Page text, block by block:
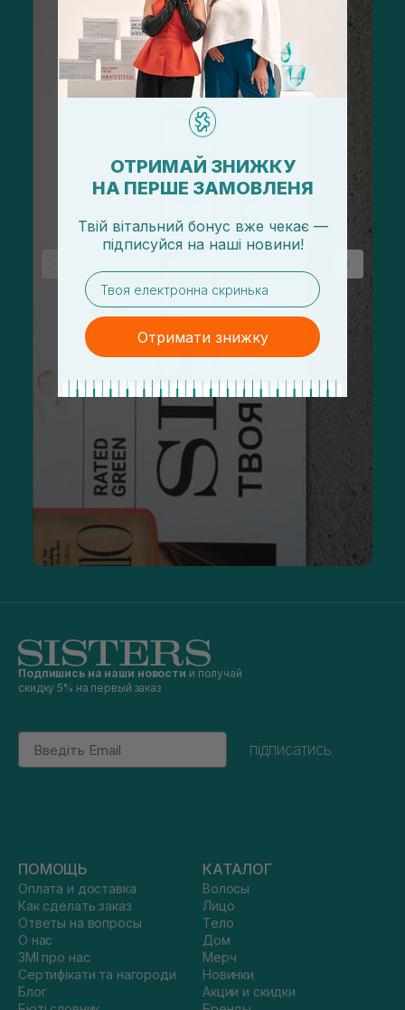
Подпишись на наши новости и получай
скидку 5% на первый заказ
Email
підписатись
ПОМОЩЬ
Оплата и доставка
Как сделать заказ
Ответы на вопросы
О нас
ЗМІ про нас
Сертифікати та нагороди
Блог
КАТАЛОГ
Волосы
Лицо
Тело
Дом
Мерч
Новинки
Акции и скидки
ОТРИМАЙ ЗНИЖКУ
НА ПЕРШЕ ЗАМОВЛЕНЯ
Твій вітальний бонус вже чекає —
підписуйся на наші новини!
email
Отримати знижку